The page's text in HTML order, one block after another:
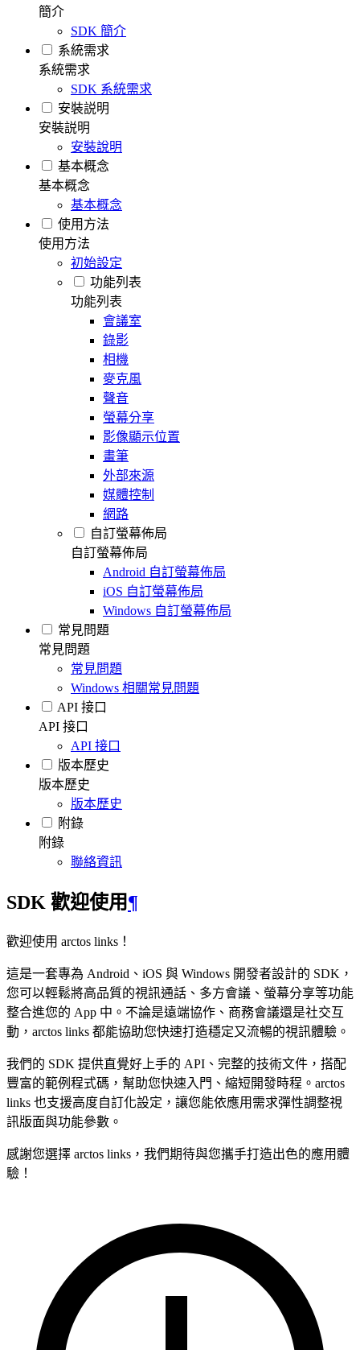
簡介
SDK 簡介
系統需求
系統需求
SDK 系統需求
安裝説明
安裝説明
安裝說明
基本概念
基本概念
基本概念
使用方法
使用方法
初始設定
功能列表
功能列表
會議室
錄影
相機
麥克風
聲音
螢幕分享
影像顯示位置
畫筆
外部來源
媒體控制
網路
自訂螢幕佈局
自訂螢幕佈局
Android 自訂螢幕佈局
iOS 自訂螢幕佈局
Windows 自訂螢幕佈局
常見問題
常見問題
常見問題
Windows 相關常見問題
API 接口
API 接口
API 接口
版本歷史
版本歷史
版本歷史
附錄
附錄
聯絡資訊
SDK 歡迎使用¶
歡迎使用 arctos links！
這是一套專為 Android、iOS 與 Windows 開發者設計的 SDK，
您可以輕鬆將高品質的視訊通話、多方會議、螢幕分享等功能
整合進您的 App 中。不論是遠端協作、商務會議還是社交互
動，arctos links 都能協助您快速打造穩定又流暢的視訊體驗。
我們的 SDK 提供直覺好上手的 API、完整的技術文件，搭配
豐富的範例程式碼，幫助您快速入門、縮短開發時程。arctos
links 也支援高度自訂化設定，讓您能依應用需求彈性調整視
訊版面與功能參數。
感謝您選擇 arctos links，我們期待與您攜手打造出色的應用體
驗！